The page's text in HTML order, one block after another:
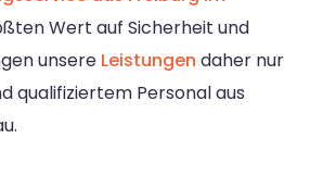
Wert auf Sicherheit und
unsere Leistungen daher nur
qualifiziertem Personal aus